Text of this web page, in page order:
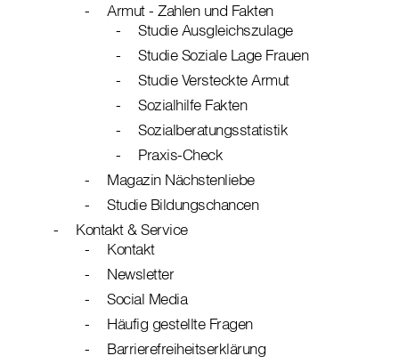
Armut - Zahlen und Fakten
Studie Ausgleichszulage
Studie Soziale Lage Frauen
Studie Versteckte Armut
Sozialhilfe Fakten
Sozialberatungsstatistik
Praxis-Check
Magazin Nächstenliebe
Studie Bildungschancen
Kontakt & Service
Kontakt
Newsletter
Social Media
Häufig gestellte Fragen
Barrierefreiheitserklärung